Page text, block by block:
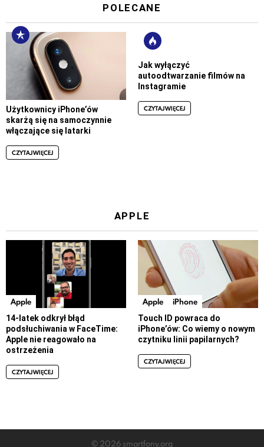
POLECANE
Użytkownicy iPhone’ów
skarżą się na samoczynnie
włączające się latarki
CZYTAJ WIĘCEJ
Jak wyłączyć
autoodtwarzanie filmów na
Instagramie
CZYTAJ WIĘCEJ
APPLE
Apple
14-latek odkrył błąd
podsłuchiwania w FaceTime:
Apple nie reagowało na
ostrzeżenia
CZYTAJ WIĘCEJ
Apple iPhone
Touch ID powraca do
iPhone’ów: Co wiemy o nowym
czytniku linii papilarnych?
CZYTAJ WIĘCEJ
© 2026 smartfony.org